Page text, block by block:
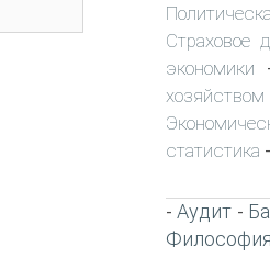
Страховое
экономики
хозяйством
статистика -
-Аудит -
Философия